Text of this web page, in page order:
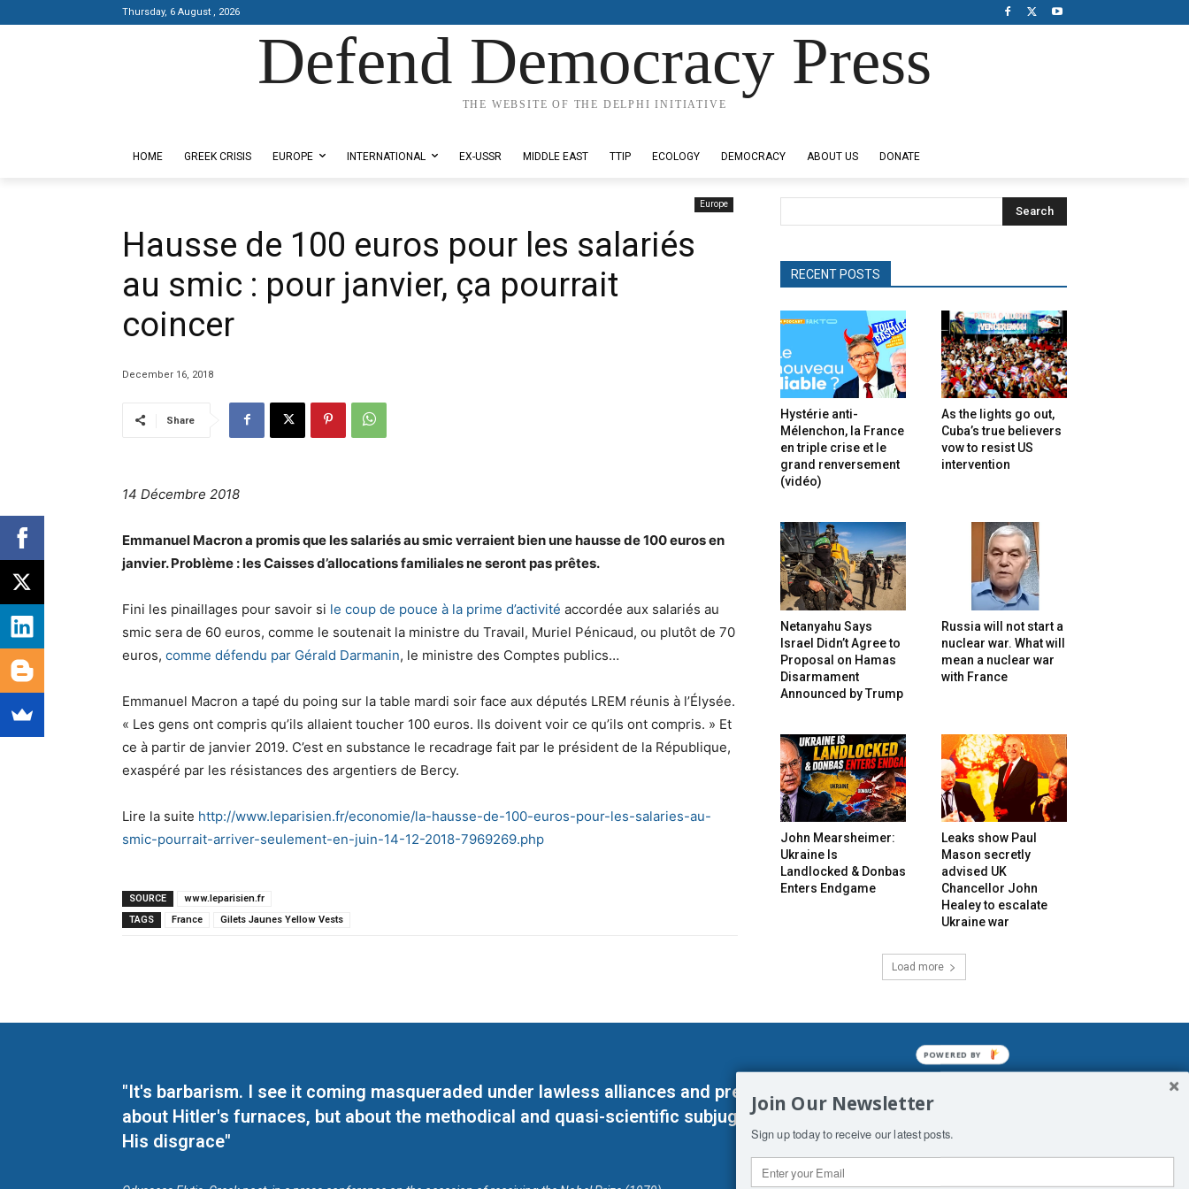
Thursday, 6 August , 2026
Defend Democracy Press
THE WEBSITE OF THE DELPHI INITIATIVE
HOME GREEK CRISIS EUROPE INTERNATIONAL EX-USSR MIDDLE EAST TTIP ECOLOGY DEMOCRACY ABOUT US DONATE
Europe
Hausse de 100 euros pour les salariés
au smic : pour janvier, ça pourrait
coincer
December 16, 2018
Share
14 Décembre 2018
Emmanuel Macron a promis que les salariés au smic verraient bien une hausse de 100 euros en
janvier. Problème : les Caisses d’allocations familiales ne seront pas prêtes.
Fini les pinaillages pour savoir si le coup de pouce à la prime d’activité accordée aux salariés au
smic sera de 60 euros, comme le soutenait la ministre du Travail, Muriel Pénicaud, ou plutôt de 70
euros, comme défendu par Gérald Darmanin, le ministre des Comptes publics…
Emmanuel Macron a tapé du poing sur la table mardi soir face aux députés LREM réunis à l’Élysée.
« Les gens ont compris qu’ils allaient toucher 100 euros. Ils doivent voir ce qu’ils ont compris. » Et
ce à partir de janvier 2019. C’est en substance le recadrage fait par le président de la République,
exaspéré par les résistances des argentiers de Bercy.
Lire la suite http://www.leparisien.fr/economie/la-hausse-de-100-euros-pour-les-salaries-au-
smic-pourrait-arriver-seulement-en-juin-14-12-2018-7969269.php
SOURCE
www.leparisien.fr
TAGS
France Gilets Jaunes Yellow Vests
Search
RECENT POSTS
Hystérie anti-
Mélenchon, la France
en triple crise et le
grand renversement
(vidéo)
As the lights go out,
Cuba’s true believers
vow to resist US
intervention
Netanyahu Says
Israel Didn’t Agree to
Proposal on Hamas
Disarmament
Announced by Trump
Russia will not start a
nuclear war. What will
mean a nuclear war
with France
John Mearsheimer:
Ukraine Is
Landlocked & Donbas
Enters Endgame
Leaks show Paul
Mason secretly
advised UK
Chancellor John
Healey to escalate
Ukraine war
Load more
"It's barbarism. I see it coming masqueraded under lawless alliances and predetermined enslavements. It may not be
about Hitler's furnaces, but about the methodical and quasi-scientific subjugation of Man. His absolute humiliation.
His disgrace"
Join Our Newsletter
Sign up today to receive our latest posts.
POWERED BY